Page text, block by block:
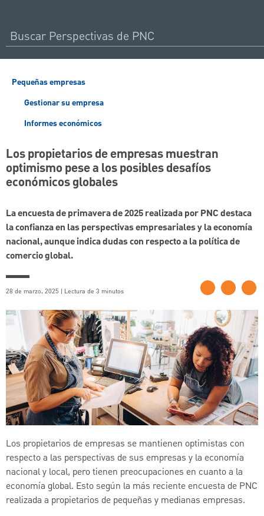
Pequeñas empresas
Gestionar su empresa
Informes económicos
Los propietarios de empresas muestran
optimismo pese a los posibles desafíos
económicos globales
La encuesta de primavera de 2025 realizada por PNC destaca
la confianza en las perspectivas empresariales y la economía
nacional, aunque indica dudas con respecto a la política de
comercio global.
28 de marzo, 2025 | Lectura de 3 minutos
Los propietarios de empresas se mantienen optimistas con
respecto a las perspectivas de sus empresas y la economía
nacional y local, pero tienen preocupaciones en cuanto a la
economía global. Esto según la más reciente encuesta de PNC
realizada a propietarios de pequeñas y medianas empresas.